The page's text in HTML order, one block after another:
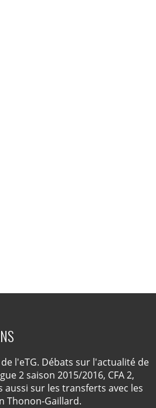
l'eTG. Débats sur l'actualité de
2 saison 2015/2016, CFA 2,
aussi sur les transferts avec les
Thonon-Gaillard.